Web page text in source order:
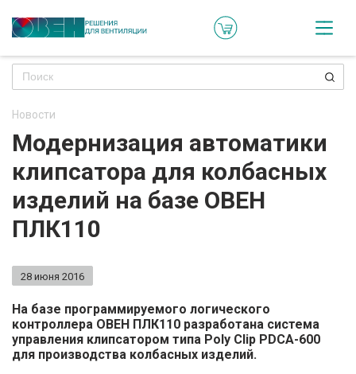
Новости
Модернизация автоматики
клипсатора для колбасных
изделий на базе ОВЕН
ПЛК110
28 июня 2016
На базе программируемого логического
контроллера ОВЕН ПЛК110 разработана система
управления клипсатором типа Poly Clip PDCA-600
для производства колбасных изделий.